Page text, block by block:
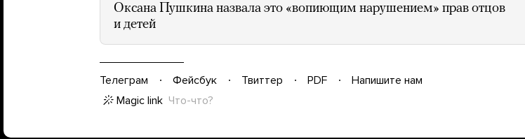
Оксана Пушкина назвала это «вопиющим нарушением» прав отцов
и детей
Телеграм Фейсбук Твиттер PDF
Напишите нам
Magic link Что-что?